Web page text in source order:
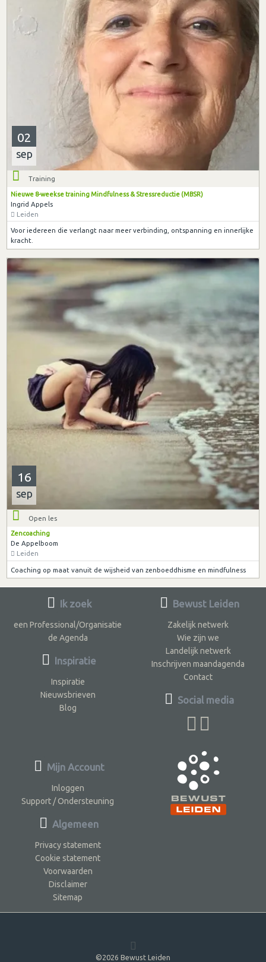
02
sep
Training
Nieuwe 8-weekse training Mindfulness & Stressreductie (MBSR)
Ingrid Appels
Leiden
Voor iedereen die verlangt naar meer verbinding, ontspanning en innerlijke
kracht.
16
sep
Open les
Zencoaching
De Appelboom
Leiden
Coaching op maat vanuit de wijsheid van zenboeddhisme en mindfulness
Ik zoek
een Professional/Organisatie
de Agenda
Inspiratie
Inspiratie
Nieuwsbrieven
Blog
Bewust Leiden
Zakelijk netwerk
Wie zijn we
Landelijk netwerk
Inschrijven maandagenda
Contact
Social media
Mijn Account
Inloggen
Support / Ondersteuning
Algemeen
Privacy statement
Cookie statement
Voorwaarden
Disclaimer
Sitemap
©2026 Bewust Leiden